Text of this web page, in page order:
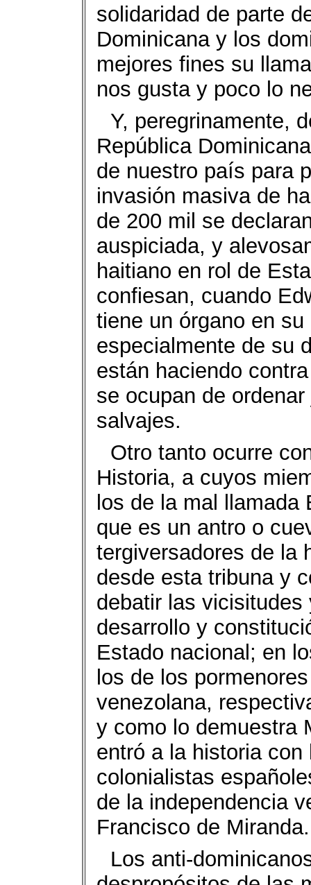
solidaridad de parte
Dominicana y los
mejores fines su
nos gusta y poco lo
Y, peregrinamente,
República
de nuestro país para
invasión masiva de
de 200 mil se
auspiciada, y
haitiano en rol de
confiesan, cuando
tiene un órgano en
especialmente de su
están haciendo
se ocupan de
salvajes.
Otro tanto ocurre
Historia, a cuyos
los de la mal
que es un antro o
tergiversadores de la
desde esta tribuna y
debatir las
desarrollo y
Estado nacional; en
los de los
venezolana,
y como lo demuestra
entró a la historia
colonialistas
de la independencia
Francisco de Miranda.
Los anti-